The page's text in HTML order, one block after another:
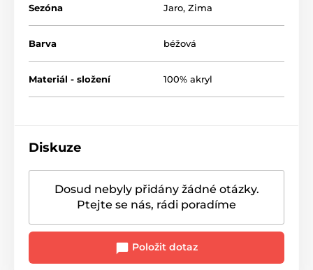
Sezóna Jaro, Zima
Barva béžová
Materiál - složení 100% akryl
Diskuze
Dosud nebyly přidány žádné otázky.
Ptejte se nás, rádi poradíme
Položit dotaz